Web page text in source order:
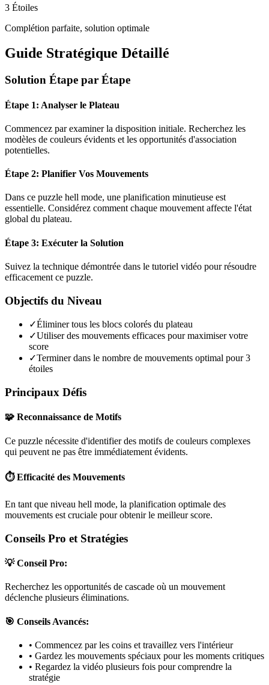
3 Étoiles
Complétion parfaite, solution optimale
Guide Stratégique Détaillé
Solution Étape par Étape
Étape 1: Analyser le Plateau
Commencez par examiner la disposition initiale. Recherchez les
modèles de couleurs évidents et les opportunités d'association
potentielles.
Étape 2: Planifier Vos Mouvements
Dans ce puzzle hell mode, une planification minutieuse est
essentielle. Considérez comment chaque mouvement affecte l'état
global du plateau.
Étape 3: Exécuter la Solution
Suivez la technique démontrée dans le tutoriel vidéo pour résoudre
efficacement ce puzzle.
Objectifs du Niveau
✓Éliminer tous les blocs colorés du plateau
✓Utiliser des mouvements efficaces pour maximiser votre
score
✓Terminer dans le nombre de mouvements optimal pour 3
étoiles
Principaux Défis
🧩 Reconnaissance de Motifs
Ce puzzle nécessite d'identifier des motifs de couleurs complexes
qui peuvent ne pas être immédiatement évidents.
⏱️ Efficacité des Mouvements
En tant que niveau hell mode, la planification optimale des
mouvements est cruciale pour obtenir le meilleur score.
Conseils Pro et Stratégies
💡 Conseil Pro:
Recherchez les opportunités de cascade où un mouvement
déclenche plusieurs éliminations.
🎯 Conseils Avancés:
• Commencez par les coins et travaillez vers l'intérieur
• Gardez les mouvements spéciaux pour les moments critiques
• Regardez la vidéo plusieurs fois pour comprendre la
stratégie